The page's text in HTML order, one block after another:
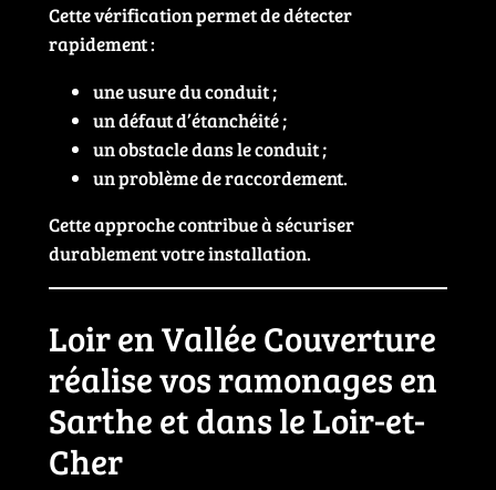
Cette vérification permet de détecter
rapidement :
une usure du conduit ;
un défaut d’étanchéité ;
un obstacle dans le conduit ;
un problème de raccordement.
Cette approche contribue à sécuriser
durablement votre installation.
Loir en Vallée Couverture
réalise vos ramonages en
Sarthe et dans le Loir-et-
Cher